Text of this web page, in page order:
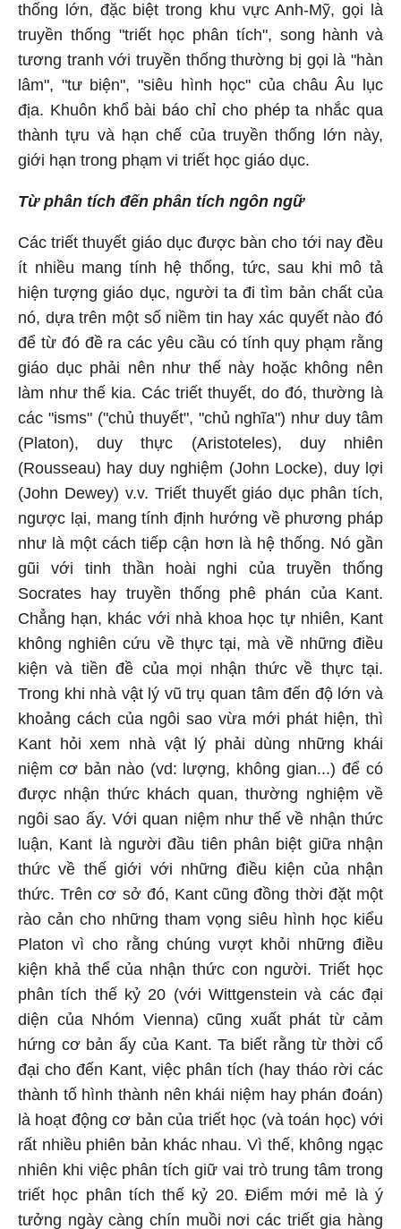
thống lớn, đặc biệt trong khu vực Anh-Mỹ, gọi là
truyền thống "triết học phân tích", song hành và
tương tranh với truyền thống thường bị gọi là "hàn
lâm", "tư biện", "siêu hình học" của châu Âu lục
địa. Khuôn khổ bài báo chỉ cho phép ta nhắc qua
thành tựu và hạn chế của truyền thống lớn này,
giới hạn trong phạm vi triết học giáo dục.
Từ phân tích đến phân tích ngôn ngữ
Các triết thuyết giáo dục được bàn cho tới nay đều
ít nhiều mang tính hệ thống, tức, sau khi mô tả
hiện tượng giáo dục, người ta đi tìm bản chất của
nó, dựa trên một số niềm tin hay xác quyết nào đó
để từ đó đề ra các yêu cầu có tính quy phạm rằng
giáo dục phải nên như thế này hoặc không nên
làm như thế kia. Các triết thuyết, do đó, thường là
các "isms" ("chủ thuyết", "chủ nghĩa") như duy tâm
(Platon), duy thực (Aristoteles), duy nhiên
(Rousseau) hay duy nghiệm (John Locke), duy lợi
(John Dewey) v.v. Triết thuyết giáo dục phân tích,
ngược lại, mang tính định hướng về phương pháp
như là một cách tiếp cận hơn là hệ thống. Nó gần
gũi với tinh thần hoài nghi của truyền thống
Socrates hay truyền thống phê phán của Kant.
Chẳng hạn, khác với nhà khoa học tự nhiên, Kant
không nghiên cứu về thực tại, mà về những điều
kiện và tiền đề của mọi nhận thức về thực tại.
Trong khi nhà vật lý vũ trụ quan tâm đến độ lớn và
khoảng cách của ngôi sao vừa mới phát hiện, thì
Kant hỏi xem nhà vật lý phải dùng những khái
niệm cơ bản nào (vd: lượng, không gian...) để có
được nhận thức khách quan, thường nghiệm về
ngôi sao ấy. Với quan niệm như thế về nhận thức
luận, Kant là người đầu tiên phân biệt giữa nhận
thức về thế giới với những điều kiện của nhận
thức. Trên cơ sở đó, Kant cũng đồng thời đặt một
rào cản cho những tham vọng siêu hình học kiểu
Platon vì cho rằng chúng vượt khỏi những điều
kiện khả thể của nhận thức con người. Triết học
phân tích thế kỷ 20 (với Wittgenstein và các đại
diện của Nhóm Vienna) cũng xuất phát từ cảm
hứng cơ bản ấy của Kant. Ta biết rằng từ thời cổ
đại cho đến Kant, việc phân tích (hay tháo rời các
thành tố hình thành nên khái niệm hay phán đoán)
là hoạt động cơ bản của triết học (và toán học) với
rất nhiều phiên bản khác nhau. Vì thế, không ngạc
nhiên khi việc phân tích giữ vai trò trung tâm trong
triết học phân tích thế kỷ 20. Điểm mới mẻ là ý
tưởng ngày càng chín muồi nơi các triết gia hàng